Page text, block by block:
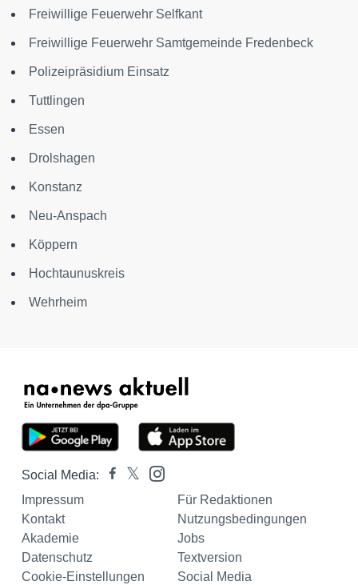
Freiwillige Feuerwehr Selfkant
Freiwillige Feuerwehr Samtgemeinde Fredenbeck
Polizeipräsidium Einsatz
Tuttlingen
Essen
Drolshagen
Konstanz
Neu-Anspach
Köppern
Hochtaunuskreis
Wehrheim
Social Media:
Impressum
Für Redaktionen
Kontakt
Nutzungsbedingungen
Akademie
Jobs
Datenschutz
Textversion
Cookie-Einstellungen
Social Media